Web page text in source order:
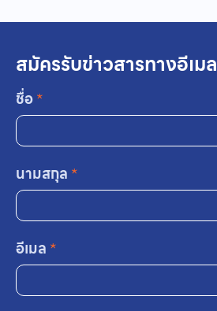
สมัครรับข่าวสารทางอีเมล
ชื่อ*
นามสกุล *
อีเมล *